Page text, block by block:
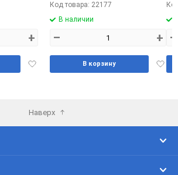
+
Добавить
Код товара: 22177
В наличии
– +
В корзину
–
Наверх